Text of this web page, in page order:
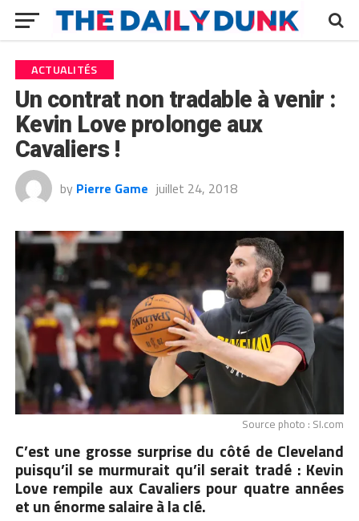
ACTUALITÉS
Un contrat non tradable à venir :
Kevin Love prolonge aux
Cavaliers !
by Pierre Game juillet 24, 2018
Source photo : SI.com
C’est une grosse surprise du côté de Cleveland
puisqu’il se murmurait qu’il serait tradé : Kevin
Love rempile aux Cavaliers pour quatre années
et un énorme salaire à la clé.